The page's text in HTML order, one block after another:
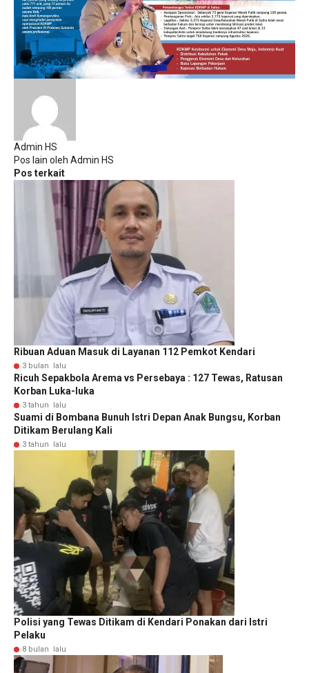
Admin HS
Pos lain oleh Admin HS
Pos terkait
Ribuan Aduan Masuk di Layanan 112 Pemkot Kendari
3 bulan lalu
Ricuh Sepakbola Arema vs Persebaya : 127 Tewas, Ratusan
Korban Luka-luka
3 tahun lalu
Suami di Bombana Bunuh Istri Depan Anak Bungsu, Korban
Ditikam Berulang Kali
3 tahun lalu
Polisi yang Tewas Ditikam di Kendari Ponakan dari Istri
Pelaku
8 bulan lalu